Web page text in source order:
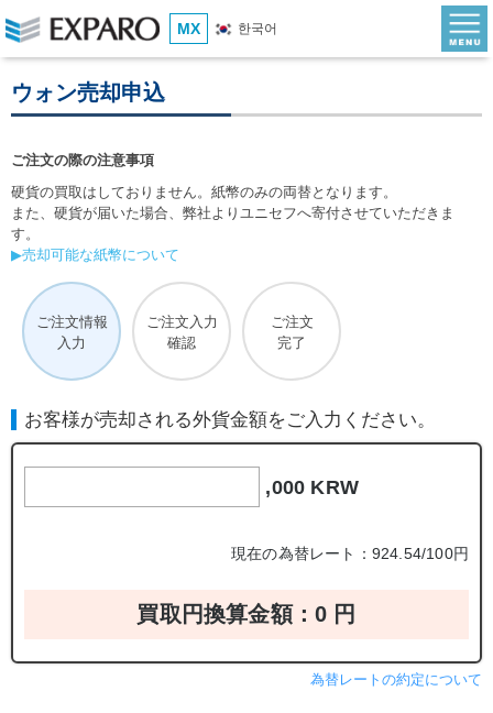
MX 한국어
ウォン売却申込
ご注文の際の注意事項
硬貨の買取はしておりません。紙幣のみの両替となります。
また、硬貨が届いた場合、弊社よりユニセフへ寄付させていただきま
す。
▶売却可能な紙幣について
ご注文情報
入力
ご注文入力
確認
ご注文
完了
お客様が売却される外貨金額をご入力ください。
,000 KRW
現在の為替レート：924.54/100円
買取円換算金額： 0 円
為替レートの約定について